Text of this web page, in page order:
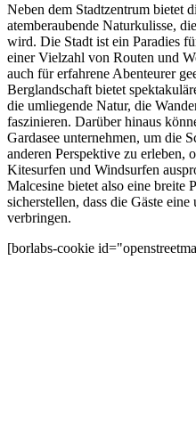
Neben dem Stadtzentrum bietet
atemberaubende Naturkulisse,
wird. Die Stadt ist ein Paradies
einer Vielzahl von Routen und
auch für erfahrene Abenteurer
Berglandschaft bietet
die umliegende Natur, die
faszinieren. Darüber hinaus
Gardasee unternehmen, um die
anderen Perspektive zu erleben,
Kitesurfen und Windsurfen
Malcesine bietet also eine breite
sicherstellen, dass die Gäste
verbringen.
[borlabs-cookie